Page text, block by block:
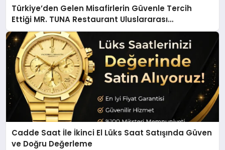
Türkiye’den Gelen Misafirlerin Güvenle Tercih
Ettiği MR. TUNA Restaurant Uluslararası
Başarısıyla Dikkat Çekiyor
Cadde Saat İle İkinci El Lüks Saat Satışında Güven
ve Doğru Değerleme